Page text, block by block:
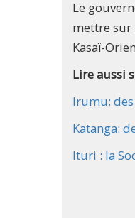
Le
mettre sur
Kasaï-
Lire aussi
Irumu:
Katanga:
Ituri : la